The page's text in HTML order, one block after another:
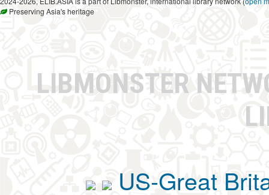
Preserving Asia's heritage
LIBMONSTER
US-Great